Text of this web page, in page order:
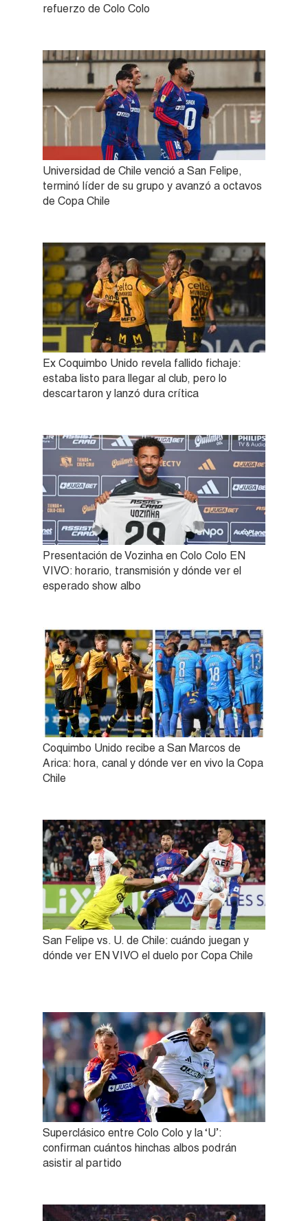
refuerzo de Colo Colo
Universidad de Chile venció a San Felipe,
terminó líder de su grupo y avanzó a octavos
de Copa Chile
Ex Coquimbo Unido revela fallido fichaje:
estaba listo para llegar al club, pero lo
descartaron y lanzó dura crítica
Presentación de Vozinha en Colo Colo EN
VIVO: horario, transmisión y dónde ver el
esperado show albo
Coquimbo Unido recibe a San Marcos de
Arica: hora, canal y dónde ver en vivo la Copa
Chile
San Felipe vs. U. de Chile: cuándo juegan y
dónde ver EN VIVO el duelo por Copa Chile
Superclásico entre Colo Colo y la ‘U’:
confirman cuántos hinchas albos podrán
asistir al partido